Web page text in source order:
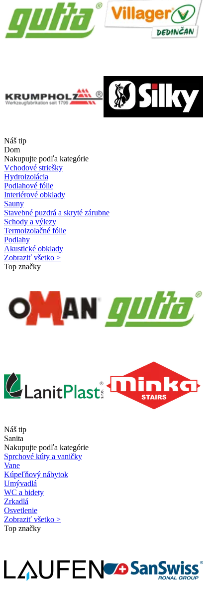
Náš tip
Dom
Nakupujte podľa kategórie
Vchodové striešky
Hydroizolácia
Podlahové fólie
Interiérové obklady
Sauny
Stavebné puzdrá a skryté zárubne
Schody a výlezy
Termoizolačné fólie
Podlahy
Akustické obklady
Zobraziť všetko >
Top značky
Náš tip
Sanita
Nakupujte podľa kategórie
Sprchové kúty a vaničky
Vane
Kúpeľňový nábytok
Umývadlá
WC a bidety
Zrkadlá
Osvetlenie
Zobraziť všetko >
Top značky